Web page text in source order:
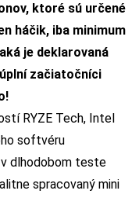
ktoré sú určené
háčik, iba minimum
je deklarovaná
začiatočníci
RYZE Tech, Intel
softvéru
v dlhodobom teste
spracovaný mini